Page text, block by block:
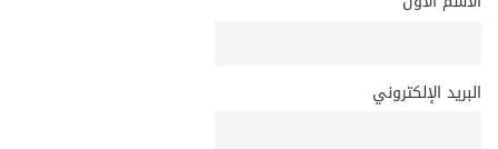
البريد الإلكتروني